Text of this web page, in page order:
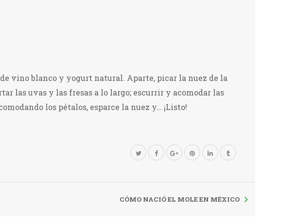
vino blanco y yogurt natural. Aparte, picar la nuez de la
las uvas y las fresas a lo largo; escurrir y acomodar las
los pétalos, esparce la nuez y… ¡Listo!
CÓMO NACIÓ EL MOLE EN MÉXICO